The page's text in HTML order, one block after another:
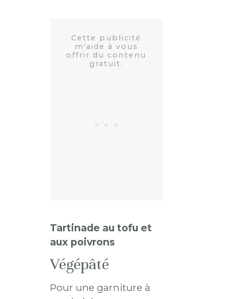
Tartinade au tofu et
aux poivrons
Végépâté
Pour une garniture à